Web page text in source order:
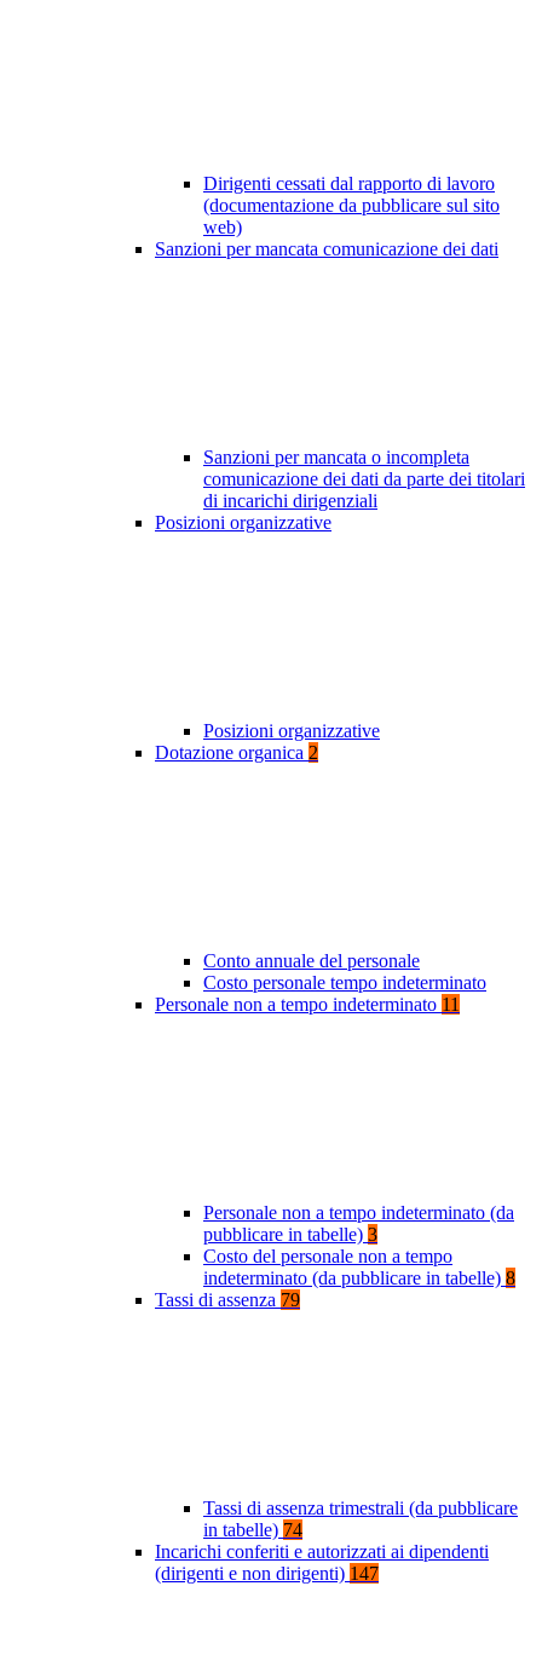
Dirigenti cessati dal rapporto di lavoro
(documentazione da pubblicare sul sito
web)
Sanzioni per mancata comunicazione dei dati
Sanzioni per mancata o incompleta
comunicazione dei dati da parte dei titolari
di incarichi dirigenziali
Posizioni organizzative
Posizioni organizzative
Dotazione organica 2
Conto annuale del personale
Costo personale tempo indeterminato
Personale non a tempo indeterminato 11
Personale non a tempo indeterminato (da
pubblicare in tabelle) 3
Costo del personale non a tempo
indeterminato (da pubblicare in tabelle) 8
Tassi di assenza 79
Tassi di assenza trimestrali (da pubblicare
in tabelle) 74
Incarichi conferiti e autorizzati ai dipendenti
(dirigenti e non dirigenti) 147